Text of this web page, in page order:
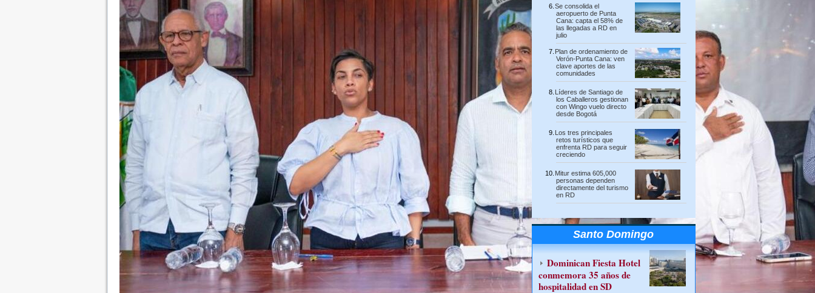
Se consolida el
aeropuerto de Punta
Cana: capta el 58% de
las llegadas a RD en
julio
Plan de ordenamiento de
Verón-Punta Cana: ven
clave aportes de las
comunidades
Líderes de Santiago de
los Caballeros gestionan
con Wingo vuelo directo
desde Bogotá
Los tres principales
retos turísticos que
enfrenta RD para seguir
creciendo
Mitur estima 605,000
personas dependen
directamente del turismo
en RD
Santo Domingo
Dominican Fiesta Hotel
conmemora 35 años de
hospitalidad en SD